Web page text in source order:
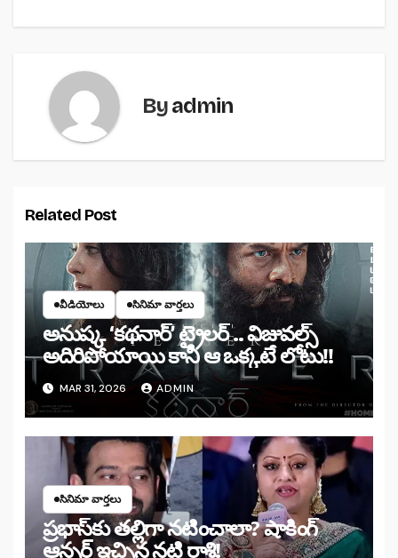
Byadmin
Related Post
వీడియోలు సినిమా వార్తలు
అనుష్క ‘కథనార్’ ట్రైలర్ .. విజువల్స్
అదిరిపోయాయి కానీ ఆ ఒక్కటే లోటు!!
MAR 31, 2026 ADMIN
సినిమా వార్తలు
ప్రభాస్‌కు తల్లిగా నటించాలా? షాకింగ్
ఆన్సర్ ఇచ్చిన నటి రాశి!